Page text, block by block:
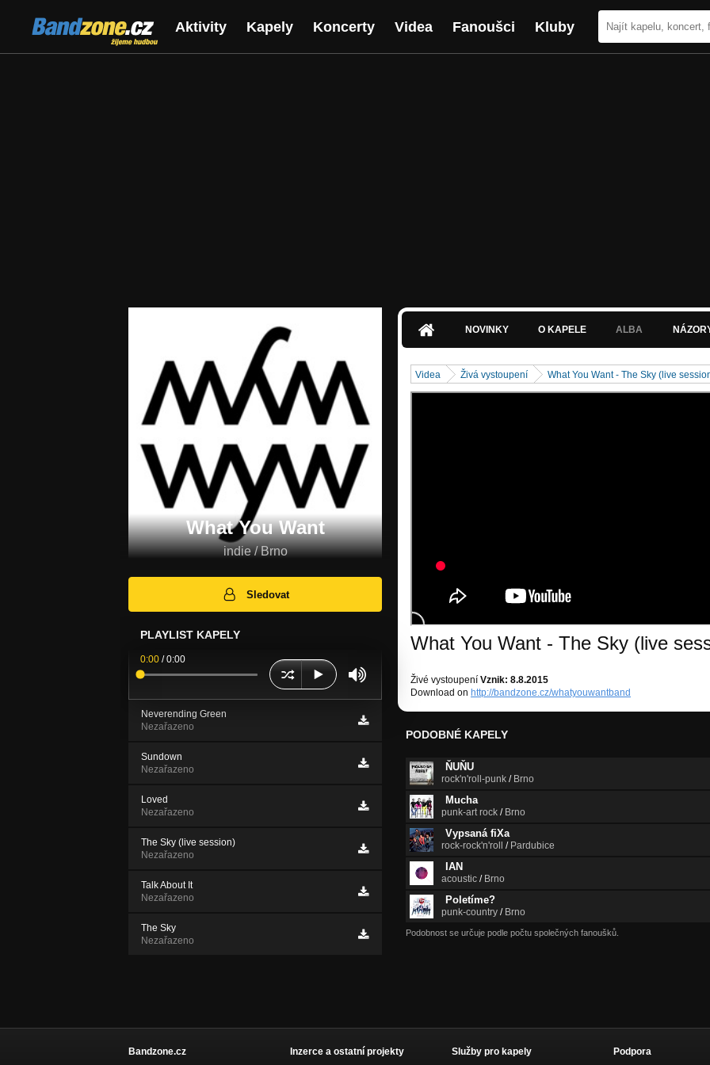
Bandzone.cz
žijeme hudbou
Aktivity Kapely Koncerty Videa Fanoušci Kluby
What You Want
indie / Brno
Sledovat
PLAYLIST KAPELY
0:00 /0:00
Neverending Green
Nezařazeno
Sundown
Nezařazeno
Loved
Nezařazeno
The Sky (live session)
Nezařazeno
Talk About It
Nezařazeno
The Sky
Nezařazeno
NOVINKY O KAPELE ALBA
Videa Živá vystoupení What You Want - The Sky (live
What You Want - The Sky (live
Živé vystoupení Vznik: 8.8.2015
Download on http://bandzone.cz/whatyouwantband
PODOBNÉ KAPELY
ŇUŇU
rock'n'roll-punk / Brno
Mucha
punk-art rock / Brno
Vypsaná fiXa
rock-rock'n'roll / Pardubice
IAN
acoustic / Brno
Poletíme?
punk-country / Brno
Podobnost se určuje podle počtu společných fanoušků.
Bandzone.cz
Inzerce a ostatní projekty
Služby pro kapely
Podpora